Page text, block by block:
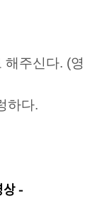
주신다. (영
하다.
-